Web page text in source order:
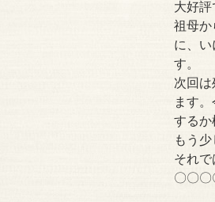
大好評
祖母か
に、
す。
次回
ます
するか
もう少
それで
〇〇〇